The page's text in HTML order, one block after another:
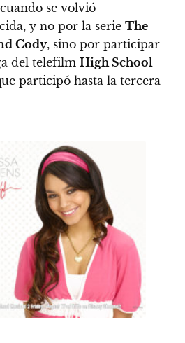
cuando se volvió
, y no por la serie The
Cody, sino por participar
del telefilm High School
participó hasta la tercera